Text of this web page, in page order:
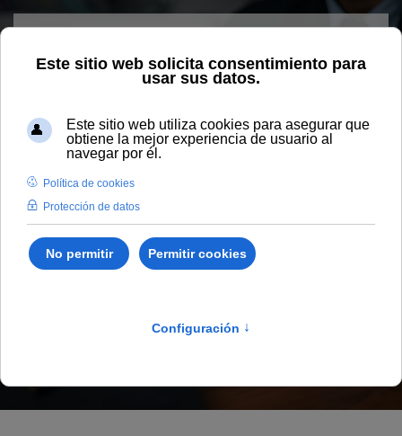
Home Vida universitaria
derecho administrativo
derecho administrativo